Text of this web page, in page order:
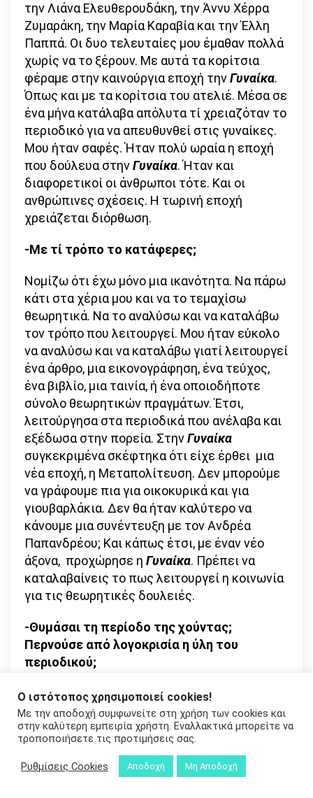
την Λιάνα Ελευθερουδάκη, την Άννυ Χέρρα
Ζυμαράκη, την Μαρία Καραβία και την Έλλη
Παππά. Οι δυο τελευταίες μου έμαθαν πολλά
χωρίς να το ξέρουν. Με αυτά τα κορίτσια
φέραμε στην καινούργια εποχή τηνΓυναίκα.
Όπως και με τα κορίτσια του ατελιέ. Μέσα σε
ένα μήνα κατάλαβα απόλυτα τί χρειαζόταν το
περιοδικό για να απευθυνθεί στις γυναίκες.
Μου ήταν σαφές. Ήταν πολύ ωραία η εποχή
που δούλευα στηνΓυναίκα. Ήταν και
διαφορετικοί οι άνθρωποι τότε. Και οι
ανθρώπινες σχέσεις. Η τωρινή εποχή
χρειάζεται διόρθωση.
-Με τί τρόπο το κατάφερες;
Νομίζω ότι έχω μόνο μια ικανότητα. Να πάρω
κάτι στα χέρια μου και να το τεμαχίσω
θεωρητικά. Να το αναλύσω και να καταλάβω
τον τρόπο που λειτουργεί. Μου ήταν εύκολο
να αναλύσω και να καταλάβω γιατί λειτουργεί
ένα άρθρο, μια εικονογράφηση, ένα τεύχος,
ένα βιβλίο, μια ταινία, ή ένα οποιοδήποτε
σύνολο θεωρητικών πραγμάτων. Έτσι,
λειτούργησα στα περιοδικά που ανέλαβα και
εξέδωσα στην πορεία. ΣτηνΓυναίκα
συγκεκριμένα σκέφτηκα ότι είχε έρθει μια
νέα εποχή, η Μεταπολίτευση. Δεν μπορούμε
να γράφουμε πια για οικοκυρικά και για
γιουβαρλάκια. Δεν θα ήταν καλύτερο να
κάνουμε μια συνέντευξη με τον Ανδρέα
Παπανδρέου; Και κάπως έτσι, με έναν νέο
άξονα, προχώρησε η Γυναίκα. Πρέπει να
καταλαβαίνεις το πως λειτουργεί η κοινωνία
για τις θεωρητικές δουλειές.
-Θυμάσαι τη περίοδο της χούντας;
Περνούσε από λογοκρισία η ύλη του
περιοδικού;
Αναγκαστικά το κάθε τεύχος το πηγαίναμε
στη λογοκρισία για να το ελέγξουν. Να δουν
μήπως έχει κάτι που δεν ταίριαζε με το
καθεστώς τους. Μια φορά είχε τύχει να μην
τους αρέσει μια γελοιογραφία του ΚΥΡ
επειδή τους φάνηκε αντιπολιτευτική και
Ο ιστότοπος χρησιμοποιεί cookies!
Με την αποδοχή συμφωνείτε στη χρήση των cookies και
στην καλύτερη εμπειρία χρήστη. Εναλλακτικά μπορείτε να
τροποποιήσετε τις προτιμήσεις σας.
Ρυθμίσεις Cookies Αποδοχή Μη Αποδοχή